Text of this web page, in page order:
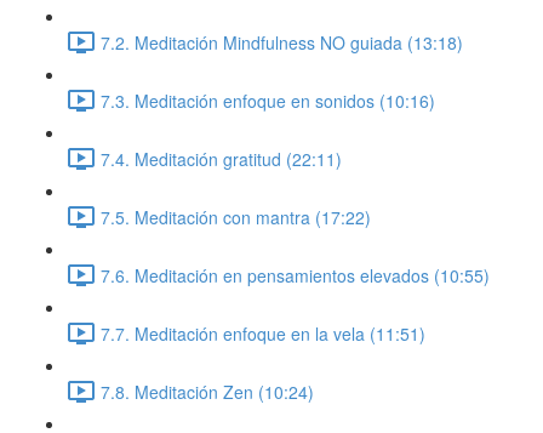
7.2. Meditación Mindfulness NO guiada (13:18)
7.3. Meditación enfoque en sonidos (10:16)
7.4. Meditación gratitud (22:11)
7.5. Meditación con mantra (17:22)
7.6. Meditación en pensamientos elevados (10:55)
7.7. Meditación enfoque en la vela (11:51)
7.8. Meditación Zen (10:24)